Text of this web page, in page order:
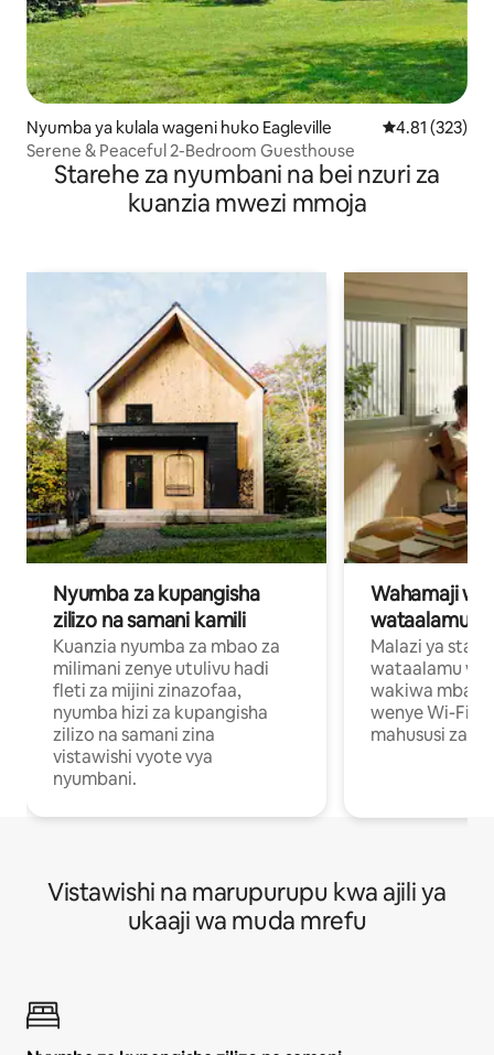
Nyumba ya kulala wageni huko Eagleville Ukadiriaji wa
4.81 (323)
Serene & Peaceful 2-Bedroom Guesthouse
Starehe za nyumbani na bei nzuri za
kuanzia mwezi mmoja
Nyumba za kupangisha
zilizo na samani kamili
Kuanzia nyumba za mbao za
milimani zenye utulivu hadi
fleti za mijini zinazofaa,
nyumba hizi za kupangisha
zilizo na samani zina
vistawishi vyote vya
nyumbani.
Wahamaji
wataalamu
Malazi ya
wataalamu
wakiwa mbali
wenye Wi-Fi
mahususi za
Vistawishi na marupurupu kwa ajili ya
ukaaji wa muda mrefu